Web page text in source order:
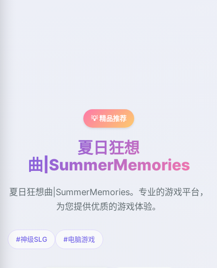
💡 精品推荐
夏日狂想
曲|SummerMemories
夏日狂想曲|SummerMemories。专业的游戏平台，
为您提供优质的游戏体验。
#神级SLG #电脑游戏